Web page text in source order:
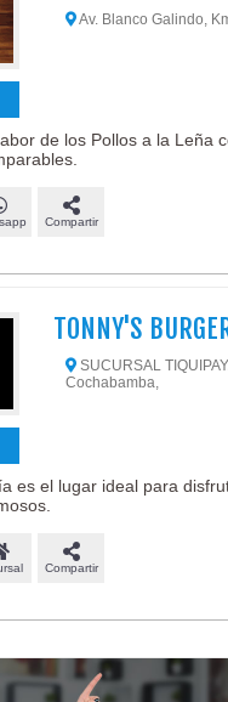
Av. Blanco Galindo,
de los Pollos a la Leña
Compartir
TONNY'S
SUCURSAL
Cochabamba,
es el lugar ideal para
Compartir